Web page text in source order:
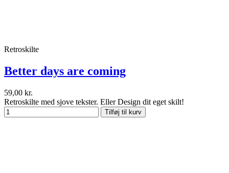
Retroskilte
Better days are coming
59,00 kr.
Retroskilte med sjove tekster. Eller Design dit eget skilt!
Tilføj til kurv